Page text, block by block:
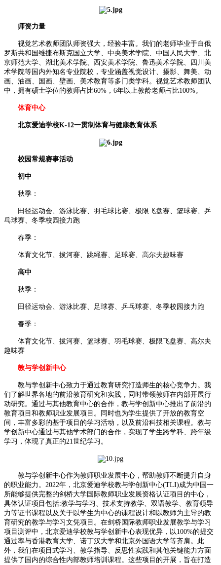
师资力量
视觉艺术教师团队师资强大，经验丰富。我们的老师毕业于白俄
罗斯共和国维捷布斯克国立大学、中央美术学院、中国人民大学、北
京师范大学、湖北美术学院、西安美术学院、鲁迅美术学院、四川美
术学院等国内外知名专业院校，专业涵盖视觉设计、摄影、舞美、动
画、油画、国画、壁画、美术教育等多门类学科。视觉艺术教师团队
中，拥有硕士学位的教师占比60%，6年以上教龄老师占比100%。
体育中心
北京爱迪学校K-12一贯制体育与健康教育体系
校园常规赛事活动
初中
秋季：
田径运动会、游泳比赛、羽毛球比赛、极限飞盘赛、篮球赛、乒
乓球赛、冬季校园接力跑
春季：
体育文化节、拔河赛、跳绳赛、足球赛、高尔夫趣味赛
高中
秋季：
田径运动会、游泳比赛、足球赛、乒乓球赛、冬季校园接力跑
春季：
体育文化节、拔河赛、篮球赛、羽毛球赛、极限飞盘赛、高尔夫
趣味赛
教与学创新中心
教与学创新中心致力于通过教育研究打造师生的核心竞争力。我
们了解世界各地的前沿教育研究和实践，同时带领教师在内部开展行
动研究。通过与其他教育中心的合作，教与学创新中心推出了前沿的
教育项目和教师职业发展项目。同时也为学生提供了开放的教育空
间，丰富多彩的基于项目的学习活动，以及前沿科技相关课程。教与
学创新中心通过与其他学术部门的合作，实现了学生跨学科、跨年级
学习，体现了真正的21世纪学习。
教与学创新中心作为教师职业发展中心，帮助教师不断提升自身
的职业能力。2022年，北京爱迪学校教与学创新中心(TLI)成为中国一
所能够提供完整的剑桥大学国际教师职业发展资格认证项目的中心，
具体认证项目包括:教学与学习、技术支持教学、双语教学、教育领导
力等证书课程以及关于以学生为中心的课程设计和以教师为主导的教
育研究的教学与学习文凭项目。在剑桥国际教师职业发展教学与学习
项目测评中，北京爱迪学校教与学创新中心表现优异，以100%的提交
通过率与香港教育大学、诺丁汉大学和北京外国语大学等齐肩。此
外，我们在项目式学习、教学指导、反思性实践和其他关键能力方面
提供了国内的综合性内部教师培训课程。这些项目的开展，旨在打造